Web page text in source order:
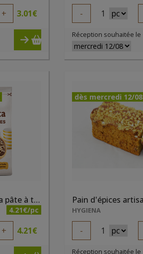
+ 3.01€ - 1
Réception souhaitée le
Mini tartelettes à la pâte à tartiner cacao Nocciolata et quinoa soufflé bio 250g
4.21€/pc
+ 4.21€
dès mercredi 12/08
HYGIENA
- 1
Réception souhaitée le